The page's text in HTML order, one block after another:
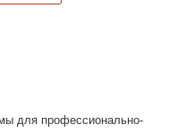
для профессионально-